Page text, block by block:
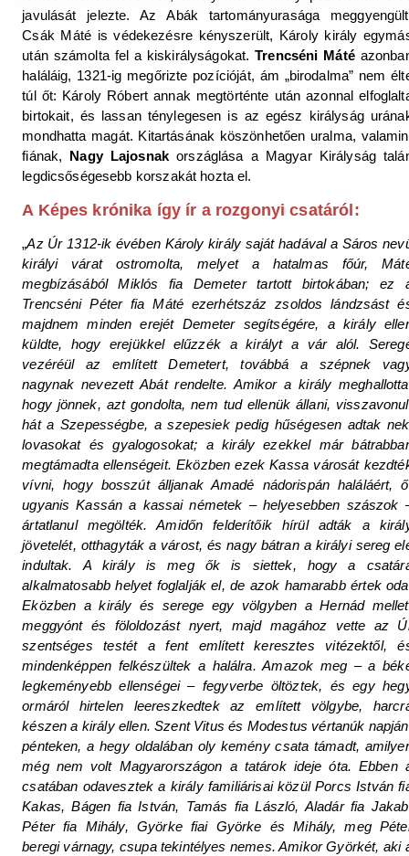
javulását jelezte. Az Abák tartományurasága
Csák Máté is védekezésre kényszerült, Károly király
után számolta fel a kiskirályságokat.Trencséni Máté
haláláig, 1321-ig megőrizte pozícióját, ám „birodalma” nem
túl őt: Károly Róbert annak megtörténte után azonnal
birtokait, és lassan ténylegesen is az egész királyság
mondhatta magát. Kitartásának köszönhetően uralma,
fiának, Nagy Lajosnak országlása a Magyar Királyság
legdicsőségesebb korszakát hozta el.
A Képes krónika így ír a rozgonyi csatáról:
„Az Úr 1312-ik évében Károly király saját hadával a Sáros
királyi várat ostromolta, melyet a hatalmas főúr,
megbízásából Miklós fia Demeter tartott birtokában; ez
Trencséni Péter fia Máté ezerhétszáz zsoldos lándzsást
majdnem minden erejét Demeter segítségére, a király
küldte, hogy erejükkel elűzzék a királyt a vár alól.
vezéréül az említett Demetert, továbbá a szépnek
nagynak nevezett Abát rendelte. Amikor a király
hogy jönnek, azt gondolta, nem tud ellenük állani,
hát a Szepességbe, a szepesiek pedig hűségesen adtak
lovasokat és gyalogosokat; a király ezekkel már
megtámadta ellenségeit. Eközben ezek Kassa városát
vívni, hogy bosszút álljanak Amadé nádorispán haláláért,
ugyanis Kassán a kassai németek – helyesebben szászok
ártatlanul megölték. Amidőn felderítőik hírül adták a
jövetelét, otthagyták a várost, és nagy bátran a királyi sereg
indultak. A király is meg ők is siettek, hogy a
alkalmatosabb helyet foglalják el, de azok hamarabb értek
Eközben a király és serege egy völgyben a Hernád
meggyónt és föloldozást nyert, majd magához vette az
szentséges testét a fent említett keresztes vitézektől,
mindenképpen felkészültek a halálra. Amazok meg – a
legkeményebb ellenségei – fegyverbe öltöztek, és egy
ormáról hirtelen leereszkedtek az említett völgybe,
készen a király ellen. Szent Vitus és Modestus vértanúk
pénteken, a hegy oldalában oly kemény csata támadt,
még nem volt Magyarországon a tatárok ideje óta. Ebben
csatában odavesztek a király familiárisai közül Porcs István
Kakas, Bágen fia István, Tamás fia László, Aladár fia
Péter fia Mihály, Györke fiai Györke és Mihály, meg
beregi várnagy, csupa tekintélyes nemes. Amikor Györkét, aki